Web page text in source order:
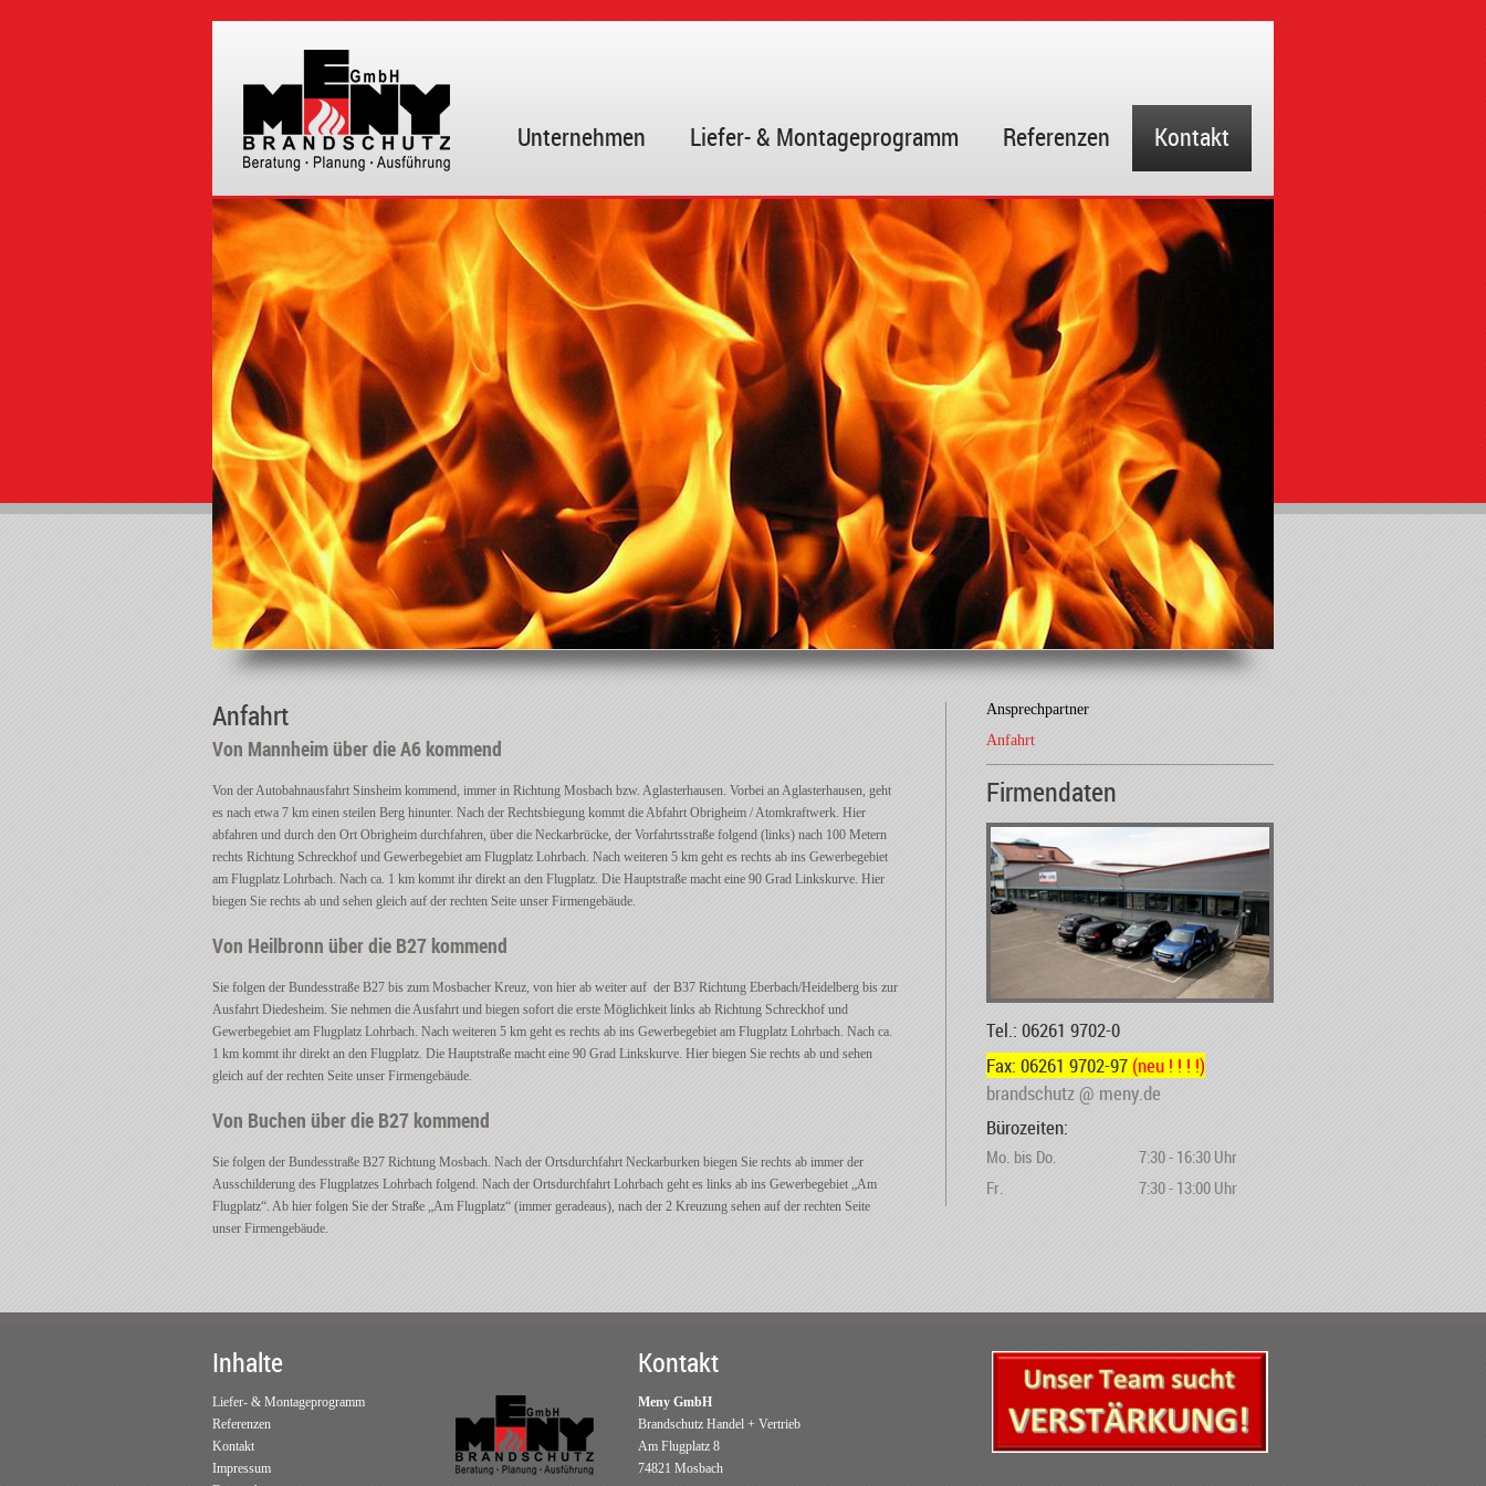
Unternehmen Liefer- & Montageprogramm Referenzen Kontakt
Anfahrt
Von Mannheim über die A6 kommend
Von der Autobahnausfahrt Sinsheim kommend, immer in Richtung Mosbach bzw. Aglasterhausen. Vorbei an Aglasterhausen, geht
es nach etwa 7 km einen steilen Berg hinunter. Nach der Rechtsbiegung kommt die Abfahrt Obrigheim / Atomkraftwerk. Hier
abfahren und durch den Ort Obrigheim durchfahren, über die Neckarbrücke, der Vorfahrtsstraße folgend (links) nach 100 Metern
rechts Richtung Schreckhof und Gewerbegebiet am Flugplatz Lohrbach. Nach weiteren 5 km geht es rechts ab ins Gewerbegebiet
am Flugplatz Lohrbach. Nach ca. 1 km kommt ihr direkt an den Flugplatz. Die Hauptstraße macht eine 90 Grad Linkskurve. Hier
biegen Sie rechts ab und sehen gleich auf der rechten Seite unser Firmengebäude.
Von Heilbronn über die B27 kommend
Sie folgen der Bundesstraße B27 bis zum Mosbacher Kreuz, von hier ab weiter auf der B37 Richtung Eberbach/Heidelberg bis zur
Ausfahrt Diedesheim. Sie nehmen die Ausfahrt und biegen sofort die erste Möglichkeit links ab Richtung Schreckhof und
Gewerbegebiet am Flugplatz Lohrbach. Nach weiteren 5 km geht es rechts ab ins Gewerbegebiet am Flugplatz Lohrbach. Nach ca.
1 km kommt ihr direkt an den Flugplatz. Die Hauptstraße macht eine 90 Grad Linkskurve. Hier biegen Sie rechts ab und sehen
gleich auf der rechten Seite unser Firmengebäude.
Von Buchen über die B27 kommend
Sie folgen der Bundesstraße B27 Richtung Mosbach. Nach der Ortsdurchfahrt Neckarburken biegen Sie rechts ab immer der
Ausschilderung des Flugplatzes Lohrbach folgend. Nach der Ortsdurchfahrt Lohrbach geht es links ab ins Gewerbegebiet „Am
Flugplatz“. Ab hier folgen Sie der Straße „Am Flugplatz“ (immer geradeaus), nach der 2 Kreuzung sehen auf der rechten Seite
unser Firmengebäude.
Ansprechpartner
Anfahrt
Firmendaten
Tel.: 06261 9702-0
Fax: 06261 9702-97 (neu ! ! ! !)
brandschutz @ meny.de
Bürozeiten:
Mo. bis Do.
7:30 - 16:30 Uhr
Fr.
7:30 - 13:00 Uhr
Inhalte
Liefer- & Montageprogramm
Referenzen
Kontakt
Impressum
Kontakt
Meny GmbH
Brandschutz Handel + Vertrieb
Am Flugplatz 8
74821 Mosbach